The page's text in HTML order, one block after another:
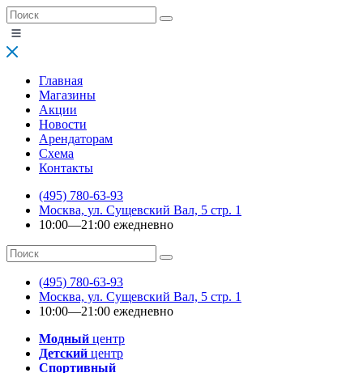
Главная
Магазины
Акции
Новости
Арендаторам
Схема
Контакты
(495) 780-63-93
Москва, ул. Сущевский Вал, 5 стр. 1
10:00—21:00 ежедневно
(495) 780-63-93
Москва, ул. Сущевский Вал, 5 стр. 1
10:00—21:00 ежедневно
Модный центр
Детский центр
Спортивный